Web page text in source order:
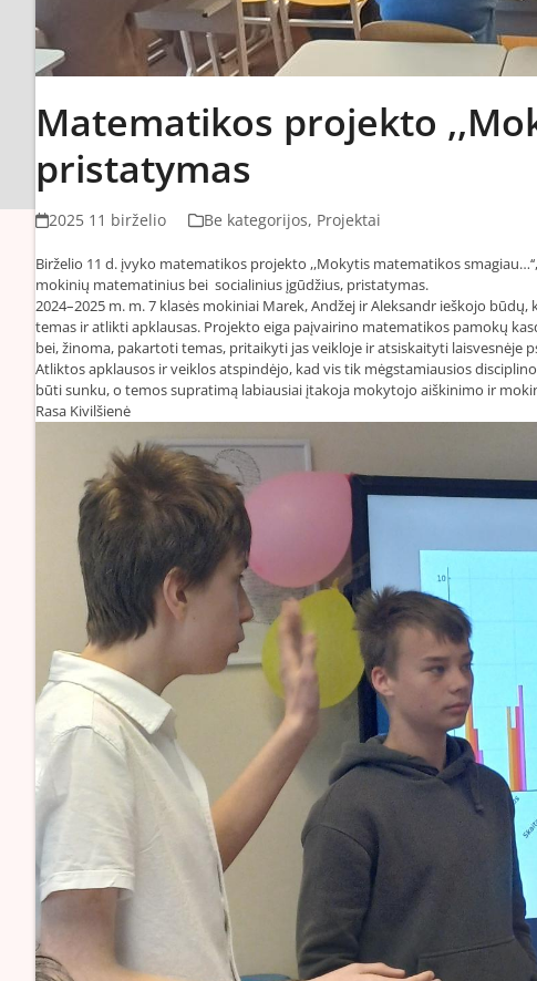
Matematikos projekto
pristatymas
2025 11 birželio Be kategorijos, Projektai
Birželio 11 d. įvyko matematikos projekto ,,Mokytis matematikos
mokinių matematinius bei socialinius įgūdžius, pristatymas.
2024–2025 m. m. 7 klasės mokiniai Marek, Andžej ir Aleksandr ieškojo
temas ir atlikti apklausas. Projekto eiga paįvairino matematikos pamokų
bei, žinoma, pakartoti temas, pritaikyti jas veikloje ir atsiskaityti laisvesnėje
Atliktos apklausos ir veiklos atspindėjo, kad vis tik mėgstamiausios
būti sunku, o temos supratimą labiausiai įtakoja mokytojo aiškinimo ir
Rasa Kivilšienė